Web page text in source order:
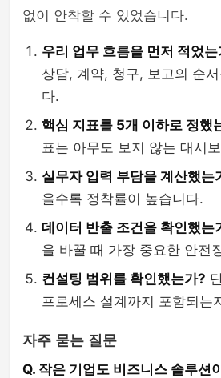
없이 안착할 수 있었습니다.
우리 업무 흐름을 먼저 적었는
상담, 계약, 청구, 보고의 순
다.
핵심 지표를 5개 이하로 정했
표는 아무도 보지 않는 대시
실무자 입력 부담을 계산했는
을수록 정착률이 높습니다.
데이터 반출 조건을 확인했는
을 바꿀 때 가장 중요한 안전
컨설팅 범위를 확인했는가?
프로세스 설계까지 포함되는
자주 묻는 질문
Q. 작은 기업도 비즈니스 솔루션